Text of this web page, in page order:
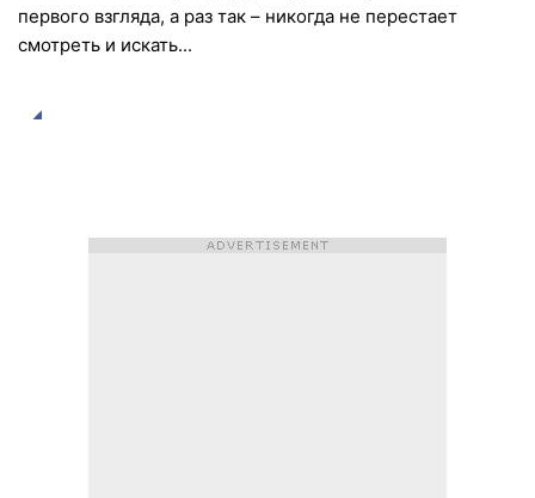
первого взгляда, а раз так – никогда не перестает
смотреть и искать...